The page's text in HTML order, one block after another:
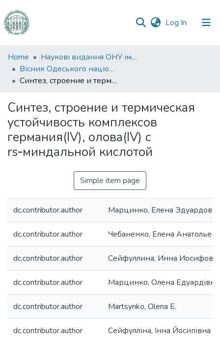
Log In (current)
Communities
&
Collections
Statistics
Home
Наукові видання ОНУ імені І. І. Мечникова
Вісник Одеського національного університету. Хімія
Синтез, строение и термическая устойчивость комплексов германия(IV), олова(IV) с rs‑миндальной кислотой
Синтез, строение и термическая
устойчивость комплексов
германия(IV), олова(IV) с
rs‑миндальной кислотой
Simple item page
dc.contributor.author Марцинко, Елена
dc.contributor.author Чебаненко, Елена
dc.contributor.author Сейфуллина, Инна
dc.contributor.author Марцинко, Олена Едуардівна
dc.contributor.author Martsynko, Olena E.
dc.contributor.author Сейфулліна, Інна Йосипівна